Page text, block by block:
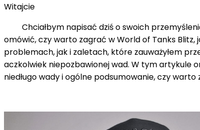
Witajcie
Chciałbym napisać dziś o swoich
omówić, czy warto zagrać w World of Tanks Blitz,
problemach, jak i zaletach, które zauważyłem
aczkolwiek niepozbawionej wad. W tym artykule
niedługo wady i ogólne podsumowanie, czy